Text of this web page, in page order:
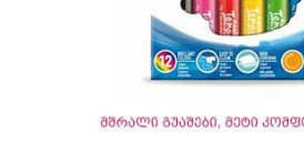
ძიითადები აღრიცხვამდე
ძირითადები აღრიცხვამდე